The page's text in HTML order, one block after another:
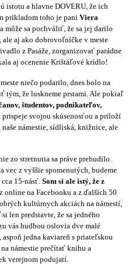
istotu a hlavne DOVERU, že ich
príkladom toho je pani Viera
môže sa pochváliť, že sa jej darilo
ale aj ako dobrovoľníčke v meste
z Pasáže, zorganizovať parádne
aj ocenenie Krištáľové krídlo!
niečo podarilo, dnes bolo na
tým, že luskneme prstami. Ale pokiaľ
študentov, podnikateľov,
prispeje svojou skúsenosťou a priloží
námestie, sídliská, knižnice, ale
zo stretnutia sa práve prebudilo.
vec z vyššie spomenutých, budeme
15-násť. Som si ale istý, že z
online na Facebooku a z ďalších 50
kultúrnych akciách na námestí,
si len predstavte, že sa jedného
vás hudbou oslovia dve malé
jedna kaviareň s priateľskou
námestie prečítať knihu a
verejnom podujatí.